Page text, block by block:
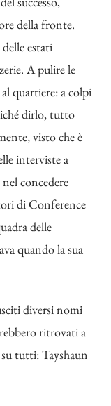
della fronte.
estati
A pulire le
quartiere: a colpi
dirlo, tutto
visto che è
interviste a
concedere
di Conference
delle
quando la sua
diversi nomi
ritrovati a
tutti: Tayshaun